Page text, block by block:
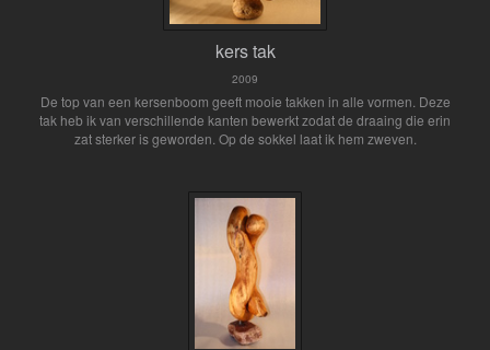
kers tak
2009
De top van een kersenboom geeft mooie takken in alle vormen. Deze
tak heb ik van verschillende kanten bewerkt zodat de draaing die erin
zat sterker is geworden. Op de sokkel laat ik hem zweven.